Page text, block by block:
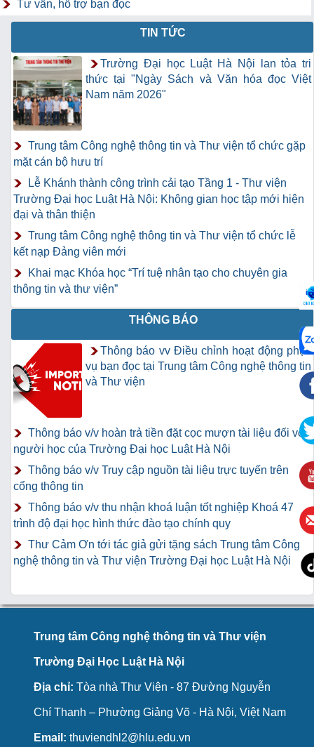
Tư vấn, hỗ trợ bạn đọc
TIN TỨC
Trường Đại học Luật Hà Nội lan tỏa tri
thức tại "Ngày Sách và Văn hóa đọc Việt
Nam năm 2026"
Trung tâm Công nghệ thông tin và Thư viện tổ chức gặp
mặt cán bộ hưu trí
Lễ Khánh thành công trình cải tạo Tầng 1 - Thư viện
Trường Đại học Luật Hà Nội: Không gian học tập mới hiện
đại và thân thiện
Trung tâm Công nghệ thông tin và Thư viện tổ chức lễ
kết nạp Đảng viên mới
Khai mạc Khóa học “Trí tuệ nhân tạo cho chuyên gia
thông tin và thư viện”
THÔNG BÁO
Thông báo vv Điều chỉnh hoạt động phục
vụ bạn đọc tại Trung tâm Công nghệ thông tin
và Thư viện
Thông báo v/v hoàn trả tiền đặt cọc mượn tài liệu đối với
người học của Trường Đại học Luật Hà Nội
Thông báo v/v Truy cập nguồn tài liệu trực tuyến trên
cổng thông tin
Thông báo v/v thu nhận khoá luận tốt nghiệp Khoá 47
trình độ đại học hình thức đào tạo chính quy
Thư Cảm Ơn tới tác giả gửi tặng sách Trung tâm Công
nghệ thông tin và Thư viện Trường Đại học Luật Hà Nội
Trung tâm Công nghệ thông tin và Thư viện
Trường Đại Học Luật Hà Nội
Địa chỉ: Tòa nhà Thư Viện - 87 Đường Nguyễn
Chí Thanh – Phường Giảng Võ - Hà Nội, Việt Nam
Email: thuviendhl2@hlu.edu.vn